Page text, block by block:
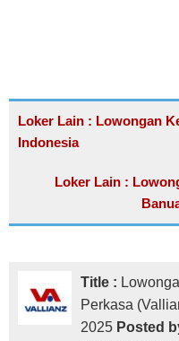
Loker Lain : Lowongan
Indonesia
Loker Lain :
Title :
Perkasa
2025 Posted